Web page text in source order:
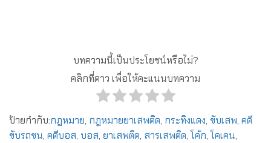
บทความนี้เป็นประโยชน์หรือไม่?
คลิกที่ดาว เพื่อให้คะแนนบทความ
ป้ายกำกับ:กฎหมาย, กฎหมายยาเสพติด, กระทิงแดง, ขับเสพ, คดี
ขับรถชน, คดีบอส, บอส, ยาเสพติด, สารเสพติด,โค้ก,โคเคน,